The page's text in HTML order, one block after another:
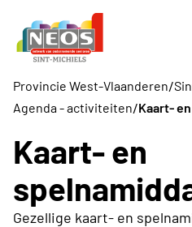
Provincie West-Vlaanderen/
Agenda - activiteiten/Kaart-
Kaart- en
Gezellige kaart- en